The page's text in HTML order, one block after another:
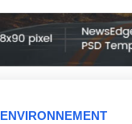
ENVIRONNEMENT